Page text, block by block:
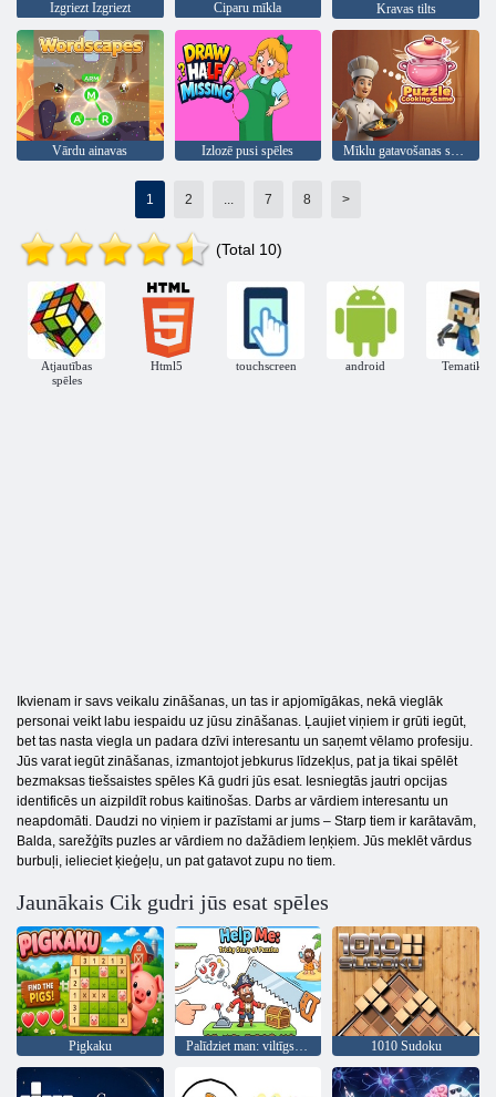
Izgriezt Izgriezt Ciparu mīkla Kravas tilts
Vārdu ainavas Izlozē pusi spēles
1 2 7 8 >
(Total 10)
Atjautības
spēles
Html5 touchscreen android Tematika
Ikvienam ir savs veikalu zināšanas, un tas ir apjomīgākas, nekā vieglāk
personai veikt labu iespaidu uz jūsu zināšanas. Ļaujiet viņiem ir grūti iegūt,
bet tas nasta viegla un padara dzīvi interesantu un saņemt vēlamo profesiju.
Jūs varat iegūt zināšanas, izmantojot jebkurus līdzekļus, pat ja tikai spēlēt
bezmaksas tiešsaistes spēles Kā gudri jūs esat. Iesniegtās jautri opcijas
identificēs un aizpildīt robus kaitinošas. Darbs ar vārdiem interesantu un
neapdomāti. Daudzi no viņiem ir pazīstami ar jums – Starp tiem ir karātavām,
Balda, sarežģīts puzles ar vārdiem no dažādiem leņķiem. Jūs meklēt vārdus
burbuļi, ielieciet ķieģeļu, un pat gatavot zupu no tiem.
Jaunākais Cik gudri jūs esat spēles
Pigkaku Palīdziet man: viltīgs mīklu stāsts 1010 Sudoku